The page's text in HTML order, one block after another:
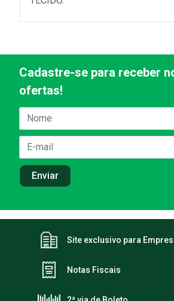
Cadastre-se para receber
ofertas!
Site exclusivo para
Notas Fiscais